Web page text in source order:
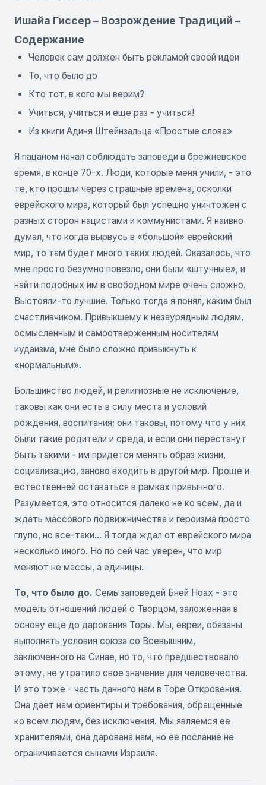
Ишайа Гиссер – Возрождение Традиций –
Содержание
Человек сам должен быть рекламой своей идеи
То, что было до
Кто тот, в кого мы верим?
Учиться, учиться и еще раз - учиться!
Из книги Адиня Штейнзальца «Простые слова»
Я пацаном начал соблюдать заповеди в брежневское
время, в конце 70-х. Люди, которые меня учили, - это
те, кто прошли через страшные времена, осколки
еврейского мира, который был успешно уничтожен c
разных сторон нацистами и коммунистами. Я наивно
думал, что когда вырвусь в «большой» еврейский
мир, то там будет много таких людей. Оказалось, что
мне просто безумно повезло, они были «штучные», и
найти подобных им в свободном мире очень сложно.
Выстояли-то лучшие. Только тогда я понял, каким был
счастливчиком. Привыкшему к незаурядным людям,
осмысленным и самоотверженным носителям
иудаизма, мне было сложно привыкнуть к
«нормальным».
Большинство людей, и религиозные не исключение,
таковы как они есть в силу места и условий
рождения, воспитания; они таковы, потому что у них
были такие родители и среда, и если они перестанут
быть такими - им придется менять образ жизни,
социализацию, заново входить в другой мир. Проще и
естественней оставаться в рамках привычного.
Разумеется, это относится далеко не ко всем, да и
ждать массового подвижничества и героизма просто
глупо, но все-таки... Я тогда ждал от еврейского мира
несколько иного. Но по сей час уверен, что мир
меняют не массы, а единицы.
То, что было до. Семь заповедей Бней Ноах - это
модель отношений людей с Творцом, заложенная в
основу еще до дарования Торы. Мы, евреи, обязаны
выполнять условия союза со Всевышним,
заключенного на Синае, но то, что предшествовало
этому, не утратило свое значение для человечества.
И это тоже - часть данного нам в Торе Откровения.
Она дает нам ориентиры и требования, обращенные
ко всем людям, без исключения. Мы являемся ее
хранителями, она дарована нам, но ее послание не
ограничивается сынами Израиля.